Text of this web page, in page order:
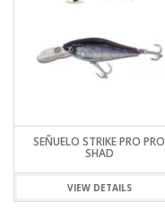
SEÑUELO STRIKE PRO PRO
SHAD
VIEW DETAILS